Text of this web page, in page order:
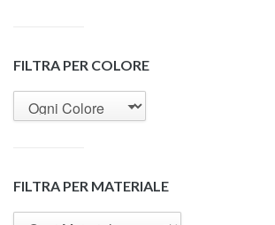
FILTRA PER COLORE
FILTRA PER MATERIALE